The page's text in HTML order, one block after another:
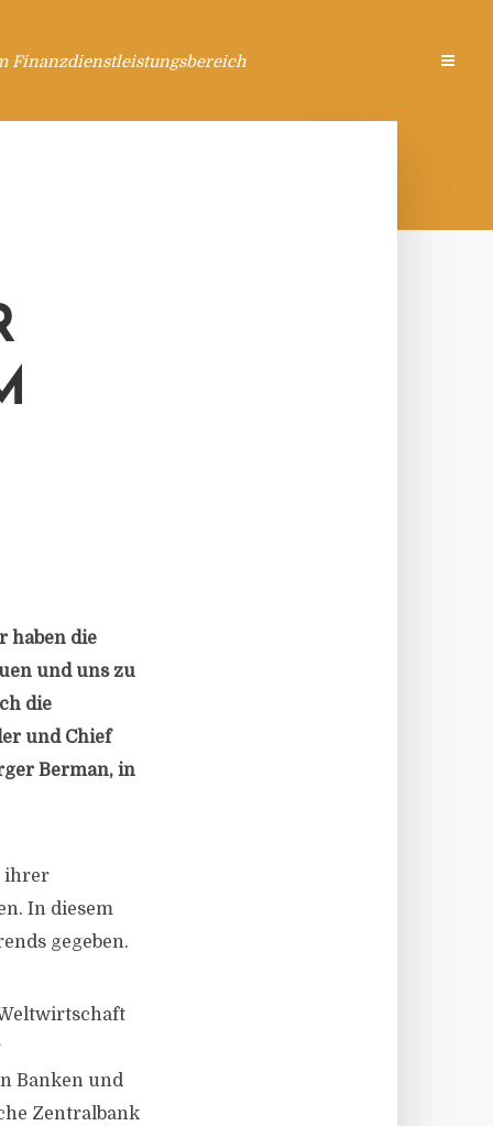
Finanzdienstleistungsbereich
haben die
und uns zu
die
und Chief
Berman, in
ihrer
In diesem
gegeben.
Banken und
Zentralbank